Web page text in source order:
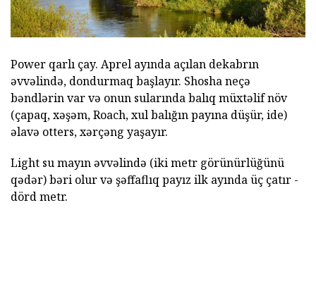
Power qarlı çay. Aprel ayında açılan dekabrın
əvvəlində, dondurmaq başlayır. Shosha neçə
bəndlərin var və onun sularında balıq müxtəlif növ
(çapaq, xəşəm, Roach, xul balığın payına düşür, ide)
əlavə otters, xərçəng yaşayır.
Light su mayın əvvəlində (iki metr görünürlüğünü
qədər) bəri olur və şəffaflıq payız ilk ayında üç çatır -
dörd metr.